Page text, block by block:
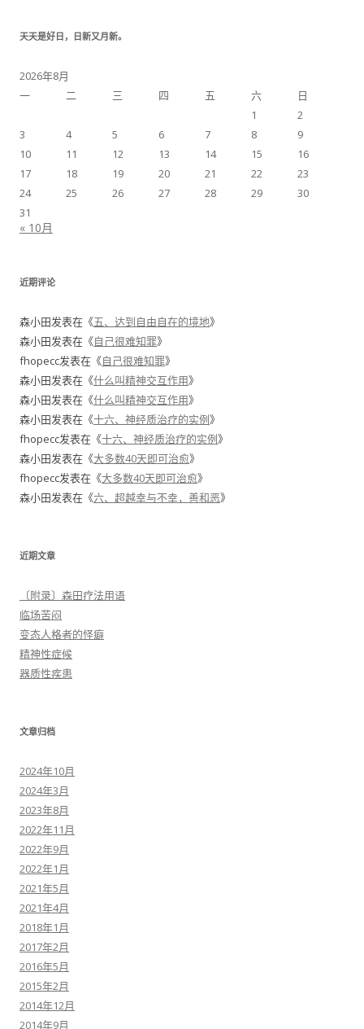
天天是好日，日新又月新。
2026年8月
一
二 三 四 五 六
日
1
2
3
4 5 6 7 8
9
10
11 12 13 14 15
16
17
18 19 20 21 22
23
24
25 26 27 28 29
30
31
« 10月
近期评论
森小田发表在《五、达到自由自在的境地》
森小田发表在《自己很难知罪》
fhopecc发表在《自己很难知罪》
森小田发表在《什么叫精神交互作用》
森小田发表在《什么叫精神交互作用》
森小田发表在《十六、神经质治疗的实例》
fhopecc发表在《十六、神经质治疗的实例》
森小田发表在《大多数40天即可治愈》
fhopecc发表在《大多数40天即可治愈》
森小田发表在《六、超越幸与不幸，善和恶》
近期文章
〔附录〕森田疗法用语
临场苦闷
变态人格者的怪癖
精神性症候
器质性疾患
文章归档
2024年10月
2024年3月
2023年8月
2022年11月
2022年9月
2022年1月
2021年5月
2021年4月
2018年1月
2017年2月
2016年5月
2015年2月
2014年12月
2014年9月